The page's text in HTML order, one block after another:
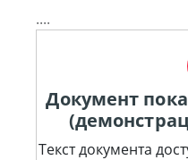
....
Документ
Текст документа